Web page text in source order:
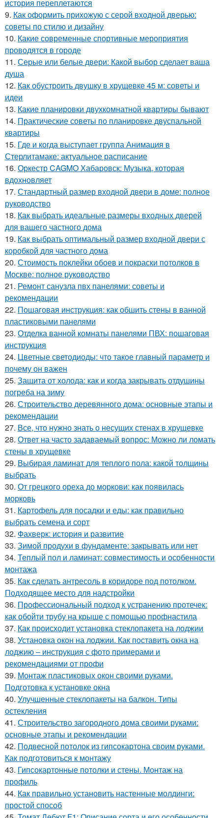
история переплетаются
9. Как оформить прихожую с серой входной дверью:
советы по стилю и дизайну
10. Какие современные спортивные мероприятия
проводятся в городе
11. Серые или белые двери: Какой выбор сделает ваша
душа
12. Как обустроить двушку в хрущевке 45 м: советы и
идеи
13. Какие планировки двухкомнатной квартиры бывают
14. Практические советы по планировке двуспальной
квартиры
15. Где и когда выступает группа Анимация в
Стерлитамаке: актуальное расписание
16. Оркестр CAGMO Хабаровск: Музыка, которая
вдохновляет
17. Стандартный размер входной двери в доме: полное
руководство
18. Как выбрать идеальные размеры входных дверей
для вашего частного дома
19. Как выбрать оптимальный размер входной двери с
коробкой для частного дома
20. Стоимость поклейки обоев и покраски потолков в
Москве: полное руководство
21. Ремонт санузла пвх панелями: советы и
рекомендации
22. Пошаговая инструкция: как обшить стены в ванной
пластиковыми панелями
23. Отделка ванной комнаты панелями ПВХ: пошаговая
инструкция
24. Цветные светодиоды: что такое главный параметр и
почему он важен
25. Защита от холода: как и когда закрывать отдушины
погреба на зиму
26. Строительство деревянного дома: основные этапы и
рекомендации
27. Все, что нужно знать о несущих стенах в хрущевке
28. Ответ на часто задаваемый вопрос: Можно ли ломать
стены в хрущевке
29. Выбирая ламинат для теплого пола: какой толщины
выбрать
30. От грецкого ореха до моркови: как появилась
морковь
31. Картофель для посадки и еды: как правильно
выбрать семена и сорт
32. Фахверк: история и развитие
33. Зимой продухи в фундаменте: закрывать или нет
34. Теплый пол и ламинат: совместимость и особенности
монтажа
35. Как сделать антресоль в коридоре под потолком.
Подходящее место для надстройки
36. Профессиональный подход к устранению протечек:
как обойти трубу на крыше с помощью профнастила
37. Как происходит установка стеклопакета на лоджии
38. Установка окон на лоджии. Как поставить окна на
лоджию – инструкция с фото примерами и
рекомендациями от профи
39. Монтаж пластиковых окон своими руками.
Подготовка к установке окна
40. Улучшенные стеклопакеты на балкон. Типы
остекления
41. Строительство загородного дома своими руками:
основные этапы и рекомендации
42. Подвесной потолок из гипсокартона своим руками.
Как подготовиться к монтажу
43. Гипсокартонные потолки и стены. Монтаж на
профиль
44. Как правильно установить настенные молдинги:
простой способ